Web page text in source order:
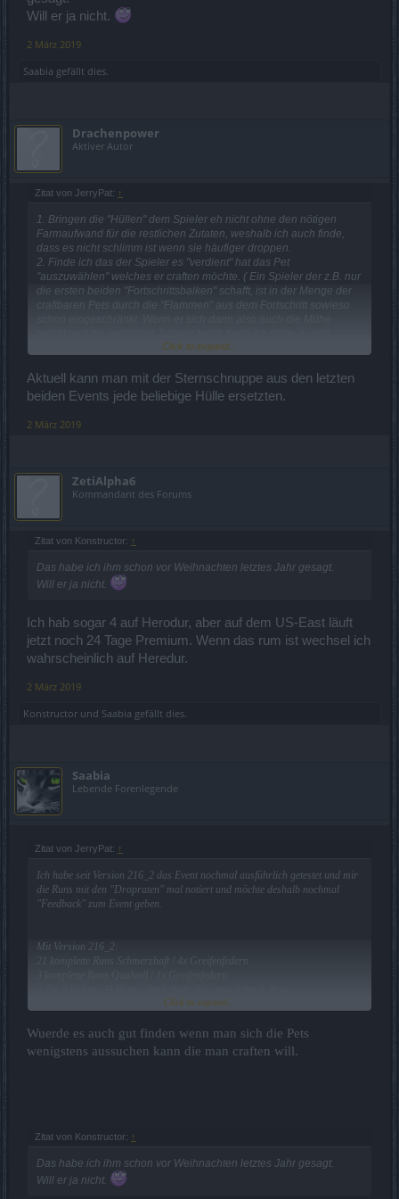
Will er ja nicht.
2 März 2019
Saabia gefällt dies.
Drachenpower
Aktiver Autor
Zitat von JerryPat: ↑
1. Bringen die "Hüllen" dem Spieler eh nicht ohne den nötigen
Farmaufwand für die restlichen Zutaten, weshalb ich auch finde,
dass es nicht schlimm ist wenn sie häufiger droppen.
2. Finde ich das der Spieler es "verdient" hat das Pet
"auszuwählen" welches er craften möchte. ( Ein Spieler der z.B. nur
die ersten beiden "Fortschrittsbalken" schafft, ist in der Menge der
craftbaren Pets durch die "Flammen" aus dem Fortschritt sowieso
zumindest "aussuchen" dürfen welches Pet er dann craftet... und
QUOTE]
Click to expand...
Aktuell kann man mit der Sternschnuppe aus den letzten
beiden Events jede beliebige Hülle ersetzten.
2 März 2019
ZetiAlpha6
Kommandant des Forums
Zitat von Konstructor: ↑
Das habe ich ihm schon vor Weihnachten letztes Jahr gesagt.
Will er ja nicht.
Ich hab sogar 4 auf Herodur, aber auf dem US-East läuft
jetzt noch 24 Tage Premium. Wenn das rum ist wechsel ich
wahrscheinlich auf Heredur.
2 März 2019
Konstructor und Saabia gefällt dies.
Saabia
Lebende Forenlegende
Zitat von JerryPat: ↑
Ich habe seit Version 216_2 das Event nochmal ausführlich getestet und mir
die Runs mit den "Dropraten" mal notiert und möchte deshalb nochmal
"Feedback" zum Event geben.
Mit Version 216_2:
21 komplette Runs Schmerzhaft / 4x Greifenfedern
50 Bossteleports Schmerzhaft / 8x Greifenfedern
30 komplette Runs Qualvoll / 4x Greifenfedern
25 komplette Runs Todlich / 3x Greifenfedern
Ich habe absolut nichts dagegen das man auch über den normaler
"Fortschrittsbalken" hinaus noch weiter "farmen" muss und finde auch die
Idee mit den "Balken mit Schwierigkeitsgraden" gut (deshalb schreib ich das
also nicht), dennoch finde ich das ein bisschen zu viel Aufwand für die Pets.
Meiner Meinung nach sollte das noch ein "kleinwenig" korrigiert werden.
Click to expand...
Wuerde es auch gut finden wenn man sich die Pets
wenigstens aussuchen kann die man craften will.
Zitat von Konstructor: ↑
Das habe ich ihm schon vor Weihnachten letztes Jahr gesagt.
Will er ja nicht.